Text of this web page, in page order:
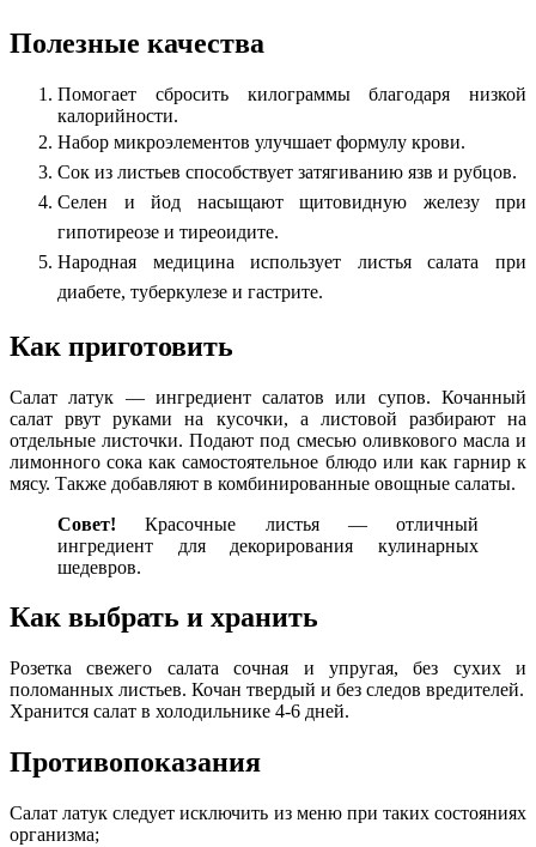
Полезные качества
Помогает сбросить килограммы благодаря низкой
калорийности.
Набор микроэлементов улучшает формулу крови.
Сок из листьев способствует затягиванию язв и рубцов.
Селен и йод насыщают щитовидную железу при
гипотиреозе и тиреоидите.
Народная медицина использует листья салата при
диабете, туберкулезе и гастрите.
Как приготовить
Салат латук — ингредиент салатов или супов. Кочанный
салат рвут руками на кусочки, а листовой разбирают на
отдельные листочки. Подают под смесью оливкового масла и
лимонного сока как самостоятельное блюдо или как гарнир к
мясу. Также добавляют в комбинированные овощные салаты.
Совет! Красочные листья — отличный
ингредиент для декорирования кулинарных
шедевров.
Как выбрать и хранить
Розетка свежего салата сочная и упругая, без сухих и
поломанных листьев. Кочан твердый и без следов вредителей.
Хранится салат в холодильнике 4-6 дней.
Противопоказания
Салат латук следует исключить из меню при таких состояниях
организма;